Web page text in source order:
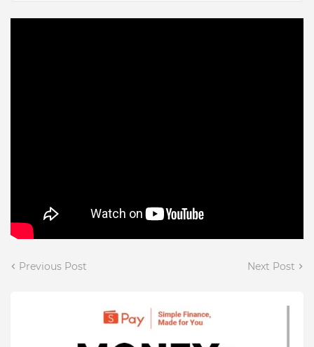
Previous Post Next Post